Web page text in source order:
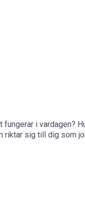
i vardagen?
sig till dig som
en första känsla för